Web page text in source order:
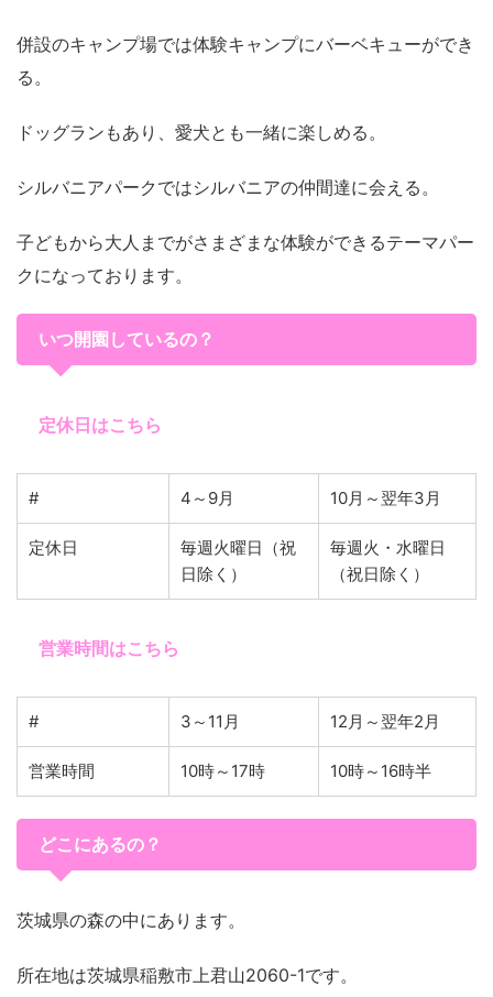
併設のキャンプ場では体験キャンプにバーベキューができ
る。
ドッグランもあり、愛犬とも一緒に楽しめる。
シルバニアパークではシルバニアの仲間達に会える。
子どもから大人までがさまざまな体験ができるテーマパー
クになっております。
いつ開園しているの？
定休日はこちら
# 4～9月 10月～翌年3月
定休日
毎週火曜日（祝
日除く）
毎週火・水曜日
（祝日除く）
営業時間はこちら
# 3～11月 12月～翌年2月
営業時間 10時～17時 10時～16時半
どこにあるの？
茨城県の森の中にあります。
所在地は茨城県稲敷市上君山2060-1です。